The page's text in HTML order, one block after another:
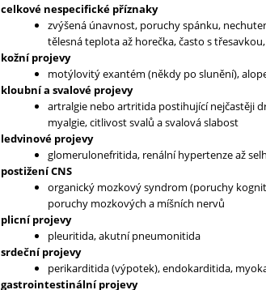
celkové nespecifické příznaky
zvýšená únavnost, poruchy spánku,
tělesná teplota až horečka, často s
kožní projevy
motýlovitý exantém (někdy po slunění),
kloubní a svalové projevy
artralgie nebo artritida postihující nejčastěji
myalgie, citlivost svalů a svalová slabost
ledvinové projevy
glomerulonefritida, renální hypertenze až
postižení CNS
organický mozkový syndrom (poruchy
poruchy mozkových a míšních nervů
plicní projevy
pleuritida, akutní pneumonitida
srdeční projevy
perikarditida (výpotek), endokarditida,
gastrointestinální projevy